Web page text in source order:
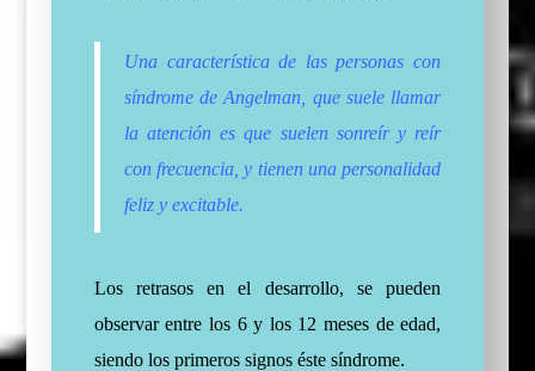
Una característicade las personas con
síndrome de Angelman, que suele llamar
la atención es que suelen sonreír y reír
con frecuencia, y tienen una personalidad
feliz y excitable.
Los retrasos en el desarrollo, se pueden
observar entre los 6 y los 12 meses de edad,
siendo los primeros signos éste síndrome.